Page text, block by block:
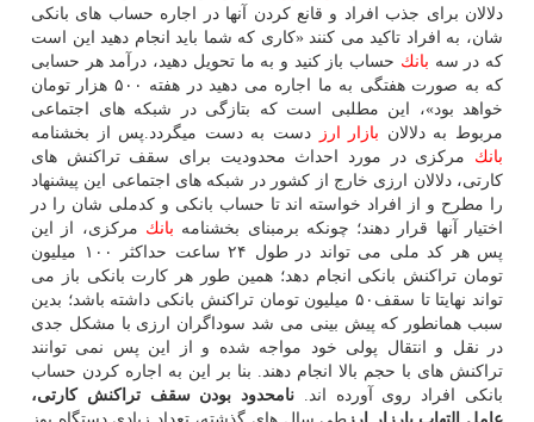
دلالان برای جذب افراد و قانع كردن آنها در اجاره حساب های بانكی
شان، به افراد تاكید می كنند «كاری كه شما باید انجام دهید این است
كه در سه بانك حساب باز كنید و به ما تحویل دهید، درآمد هر حسابی
كه به صورت هفتگی به ما اجاره می دهید در هفته ۵۰۰ هزار تومان
خواهد بود»، این مطلبی است كه بتازگی در شبكه های اجتماعی
مربوط به دلالان بازار ارز
دست به دست میگردد.پس از بخشنامه
بانك مركزی در مورد احداث محدودیت برای سقف تراكنش های
كارتی، دلالان ارزی خارج از كشور در شبكه های اجتماعی این پیشنهاد
را مطرح و از افراد خواسته اند تا حساب بانكی و كدملی شان را در
اختیار آنها قرار دهند؛ چونكه برمبنای بخشنامه بانك مركزی، از این
پس هر كد ملی می تواند در طول ۲۴ ساعت حداكثر ۱۰۰ میلیون
تومان تراكنش بانكی انجام دهد؛ همین طور هر كارت بانكی باز می
تواند نهایتا تا سقف۵۰ میلیون تومان تراكنش بانكی داشته باشد؛ بدین
سبب همانطور كه پیش بینی می شد سوداگران ارزی با مشكل جدی
در نقل و انتقال پولی خود مواجه شده و از این پس نمی توانند
تراكنش های با حجم بالا انجام دهند. بنا بر این به اجاره كردن حساب
بانكی افراد روی آورده اند. نامحدود بودن سقف تراكنش كارتی،